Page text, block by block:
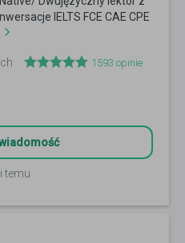
IELTS FCE CAE CPE
1593 opinie
temu